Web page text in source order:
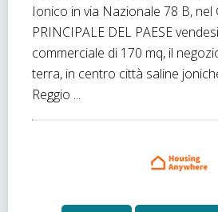
Ionico in via Nazionale 78 B, nel
PRINCIPALE DEL PAESE
commerciale di 170 mq, il
terra, in centro città saline
Reggio ...